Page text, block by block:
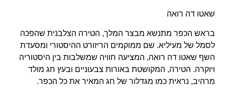
שאטו דה רואה
בראש הכפר מתנשא מבצר המלך, הטירה הצלבנית שהפכה
לסמל של מעיליא. שם ממוקמים הריזורט ההיסטורי ומסעדת
השף שאטו דה רואה, המציעה חוויה שמשלבות בין היסטוריה
ויוקרה. הטירה, המקושטת באורות צבעוניים ובעץ חג מולד
מרהיב, נראית כמו מגדלור של חג המאיר את כל הכפר.